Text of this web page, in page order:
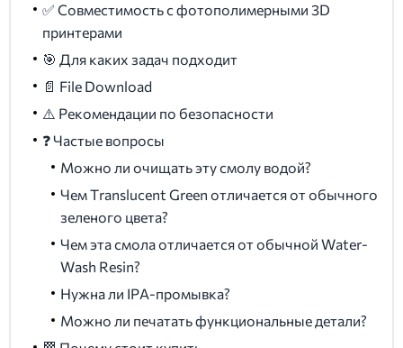
✅ Совместимость с фотополимерными 3D
принтерами
🎯 Для каких задач подходит
📄 File Download
⚠️ Рекомендации по безопасности
❓ Частые вопросы
Можно ли очищать эту смолу водой?
Чем Translucent Green отличается от обычного
зеленого цвета?
Чем эта смола отличается от обычной Water-
Wash Resin?
Нужна ли IPA-промывка?
Можно ли печатать функциональные детали?